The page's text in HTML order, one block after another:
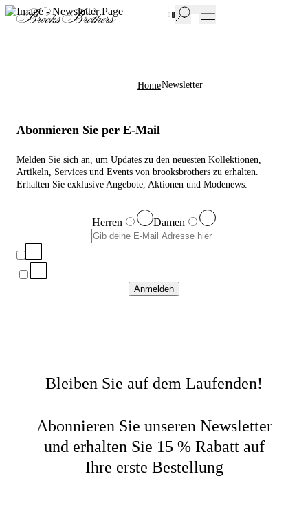
Neue Artikel im Sale | Bis zu 50% Rabatt
HomeNewsletter
Abonnieren Sie per E-Mail
Melden Sie sich an, um Updates zu den neuesten Kollektionen,
Artikeln, Services und Events von brooksbrothers zu erhalten.
Erhalten Sie exklusive Angebote, Aktionen und Modenews.
Herren Damen
Anmelden
Bleiben Sie auf dem Laufenden!
Abonnieren Sie unseren Newsletter
und erhalten Sie 15 % Rabatt auf
Ihre erste Bestellung